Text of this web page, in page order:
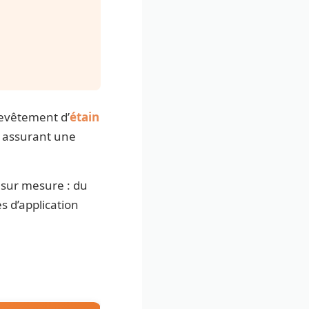
d’étain
une
mesure : du
d’application